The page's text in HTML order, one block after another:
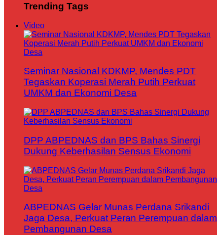
Trending Tags
Video
Seminar Nasional KDKMP, Mendes PDT
Tegaskan Koperasi Merah Putih Perkuat
UMKM dan Ekonomi Desa
DPP ABPEDNAS dan BPS Bahas Sinergi
Dukung Keberhasilan Sensus Ekonomi
ABPEDNAS Gelar Munas Perdana Srikandi
Jaga Desa, Perkuat Peran Perempuan dalam
Pembangunan Desa